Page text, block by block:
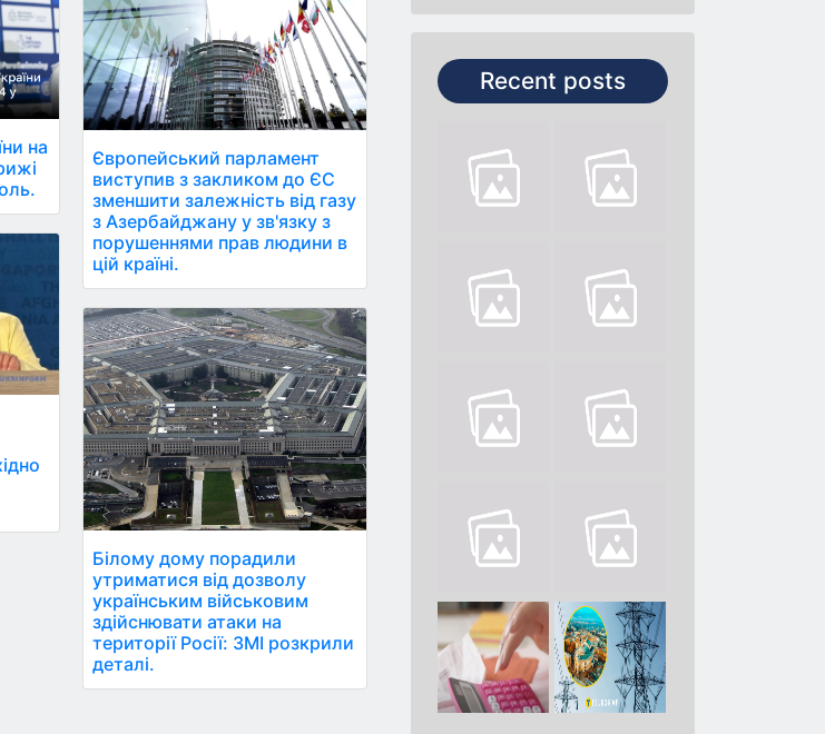
Recent posts
на
Європейський парламент
виступив з закликом до ЄС
зменшити залежність від газу
з Азербайджану у зв'язку з
порушеннями прав людини в
цій країні.
Білому дому порадили
утриматися від дозволу
українським військовим
здійснювати атаки на
території Росії: ЗМІ розкрили
деталі.